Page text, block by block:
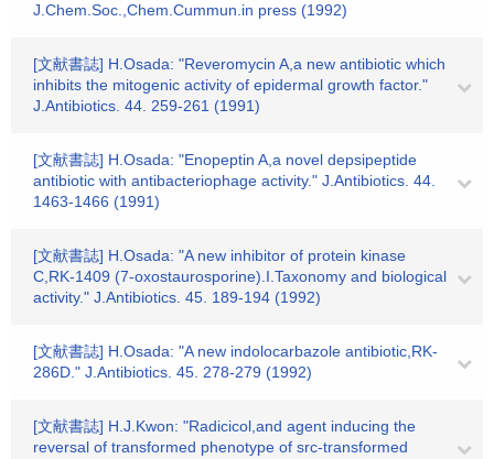
J.Chem.Soc.,Chem.Cummun.in press (1992)
[文献書誌] H.Osada: "Reveromycin A,a new antibiotic which
inhibits the mitogenic activity of epidermal growth factor."
J.Antibiotics. 44. 259-261 (1991)
[文献書誌] H.Osada: "Enopeptin A,a novel depsipeptide
antibiotic with antibacteriophage activity." J.Antibiotics. 44.
1463-1466 (1991)
[文献書誌] H.Osada: "A new inhibitor of protein kinase
C,RK-1409 (7-oxostaurosporine).I.Taxonomy and biological
activity." J.Antibiotics. 45. 189-194 (1992)
[文献書誌] H.Osada: "A new indolocarbazole antibiotic,RK-
286D." J.Antibiotics. 45. 278-279 (1992)
[文献書誌] H.J.Kwon: "Radicicol,and agent inducing the
reversal of transformed phenotype of src-transformed